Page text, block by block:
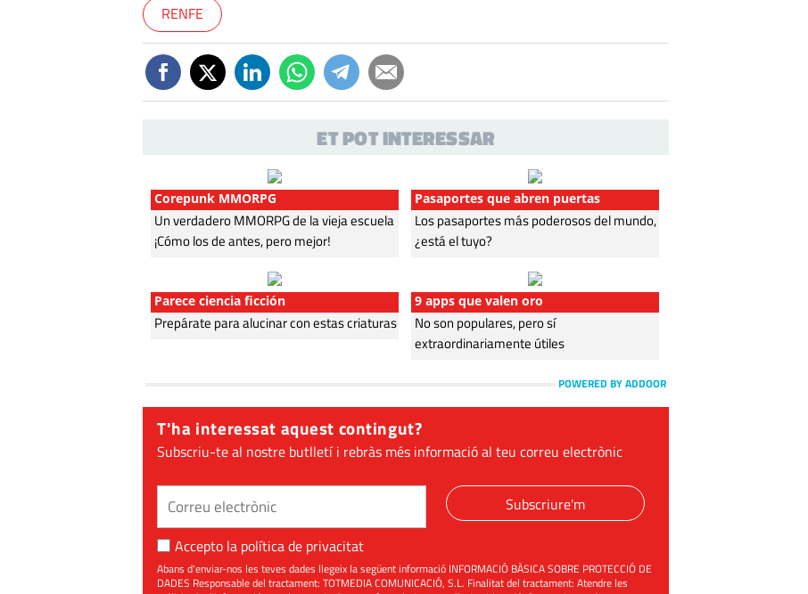
RENFE
ET POT INTERESSAR
Corepunk MMORPG
Un verdadero MMORPG de la vieja escuela
¡Cómo los de antes, pero mejor!
Pasaportes que abren puertas
Los pasaportes más poderosos del mundo,
¿está el tuyo?
Parece ciencia ficción
Prepárate para alucinar con estas criaturas
9 apps que valen oro
No son populares, pero sí
extraordinariamente útiles
POWERED BY ADDOOR
T'ha interessat aquest contingut?
Subscriu-te al nostre butlletí i rebràs més informació al teu correu electrònic
Subscriure'm
Accepto la política de privacitat
Abans d'enviar-nos les teves dades llegeix la següent informació INFORMACIÓ BÀSICA SOBRE PROTECCIÓ DE
DADES Responsable del tractament: TOTMEDIA COMUNICACIÓ, S.L. Finalitat del tractament: Atendre les